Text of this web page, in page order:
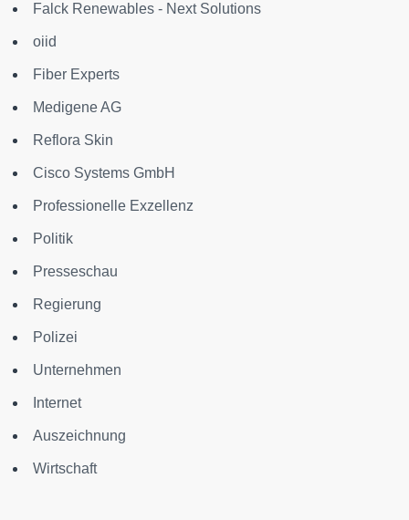
Falck Renewables - Next Solutions
oiid
Fiber Experts
Medigene AG
Reflora Skin
Cisco Systems GmbH
Professionelle Exzellenz
Politik
Presseschau
Regierung
Polizei
Unternehmen
Internet
Auszeichnung
Wirtschaft